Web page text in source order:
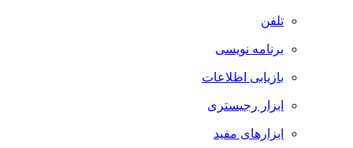
تلفن
برنامه نویسی
بازیابی اطلاعات
ابزار رجیستری
ابزارهای مفید